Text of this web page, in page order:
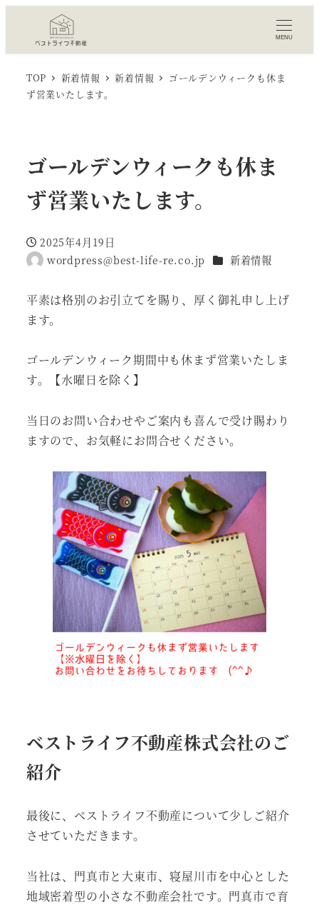
MENU
TOP 新着情報 新着情報
ゴールデンウィークも休ま
ず営業いたします。
ゴールデンウィークも休ま
ず営業いたします。
投稿日
2025年4月19日
著
wordpress@best-life-re.co.jp カテゴリー
新着情報
平素は格別のお引立てを賜り、厚く御礼申し上げ
ます。
ゴールデンウィーク期間中も休まず営業いたしま
す。【水曜日を除く】
当日のお問い合わせやご案内も喜んで受け賜わり
ますので、お気軽にお問合せください。
ベストライフ不動産株式会社のご
紹介
最後に、ベストライフ不動産について少しご紹介
させていただきます。
当社は、門真市と大東市、寝屋川市を中心とした
地域密着型の小さな不動産会社です。門真市で育